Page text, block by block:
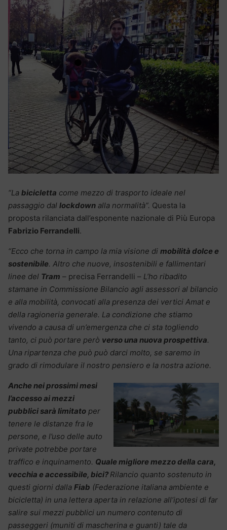
“La bicicletta come mezzo di trasporto ideale nel
passaggio dal lockdown alla normalità”. Questa la
proposta rilanciata dall’esponente nazionale di Più Europa
Fabrizio Ferrandelli.
“Ecco che torna in campo la mia visione di mobilità dolce e
sostenibile. Altro che nuove, insostenibili e fallimentari
linee del Tram – precisa Ferrandelli – L’ho ribadito
stamane in Commissione Bilancio agli assessori al bilancio
e alla mobilità, convocati alla presenza dei vertici Amat e
della ragioneria generale. La condizione che stiamo
vivendo a causa di un’emergenza che ci sta togliendo
tanto, ci può portare però verso una nuova prospettiva.
Una ripartenza che può può darci molto, se saremo in
grado di rimodulare il nostro pensiero e la nostra azione.
Anche nei prossimi mesi
l’accesso ai mezzi
pubblici sarà limitato per
tenere le distanze fra le
persone, e l’uso delle auto
private potrebbe portare
traffico e inquinamento. Quale migliore mezzo della cara,
vecchia e accessibile, bici? Rilancio quanto sostenuto in
questi giorni dalla Fiab (Federazione italiana ambiente e
bicicletta) in una lettera aperta in relazione all’ipotesi di far
salire sui mezzi pubblici un numero contenuto di
passeggeri (muniti di mascherina e guanti) tale da